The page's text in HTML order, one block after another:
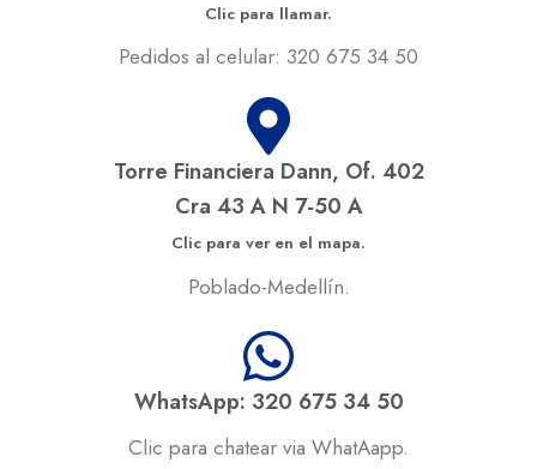
Clic para llamar.
Pedidos al celular: 320 675 34 50
Torre Financiera Dann, Of. 402
Cra 43 A N 7-50 A
Clic para ver en el mapa.
Poblado-Medellín.
WhatsApp: 320 675 34 50
Clic para chatear via WhatAapp.